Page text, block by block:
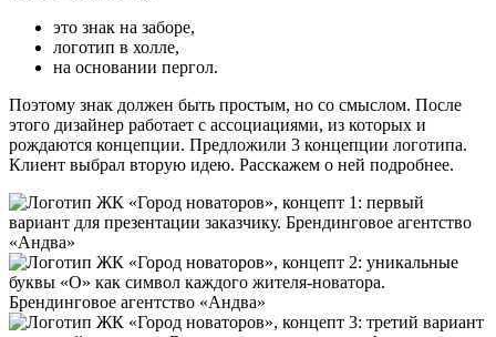
это знак на заборе,
логотип в холле,
на основании пергол.
Поэтому знак должен быть простым, но со смыслом. После
этого дизайнер работает с ассоциациями, из которых и
рождаются концепции. Предложили 3 концепции логотипа.
Клиент выбрал вторую идею. Расскажем о ней подробнее.